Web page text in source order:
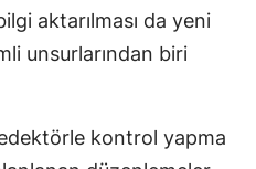
aktarılması da yeni
unsurlarından biri
kontrol yapma